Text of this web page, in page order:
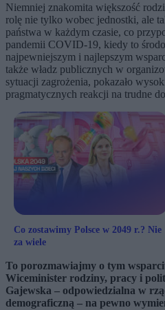
Niemniej znakomita większość
rolę nie tylko wobec jednostki, ale
państwa w każdym czasie, co
pandemii COVID-19, kiedy to
najpewniejszym i najlepszym
także władz publicznych w
sytuacji zagrożenia, pokazało
pragmatycznych reakcji na trudne
Co zostawimy Polsce w 2049 r.? Nie
za wiele
To porozmawiajmy o tym
Wiceminister rodziny, pracy i
Gajewska – odpowiedzialna w
demograficzną – na pewno